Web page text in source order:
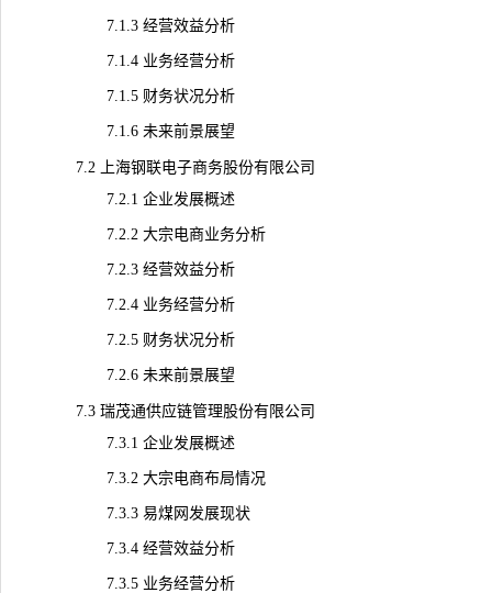
7.1.3 经营效益分析
7.1.4 业务经营分析
7.1.5 财务状况分析
7.1.6 未来前景展望
7.2 上海钢联电子商务股份有限公司
7.2.1 企业发展概述
7.2.2 大宗电商业务分析
7.2.3 经营效益分析
7.2.4 业务经营分析
7.2.5 财务状况分析
7.2.6 未来前景展望
7.3 瑞茂通供应链管理股份有限公司
7.3.1 企业发展概述
7.3.2 大宗电商布局情况
7.3.3 易煤网发展现状
7.3.4 经营效益分析
7.3.5 业务经营分析